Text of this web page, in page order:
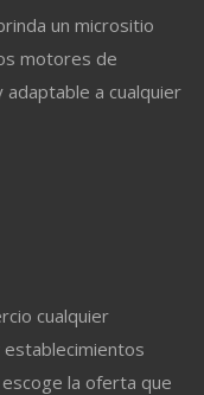
un micrositio
motores de
a cualquier
cualquier
la oferta que